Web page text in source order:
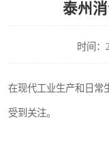
泰州
时间：
在现代工业生产和日常
受到关注。